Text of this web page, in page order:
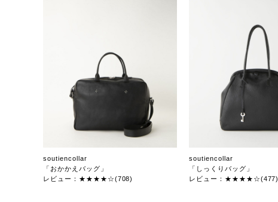
soutiencollar
「おかかえバッグ」
レビュー：★★★★☆(708)
soutiencollar
「しっくりバッグ」
レビュー：★★★★☆(477)